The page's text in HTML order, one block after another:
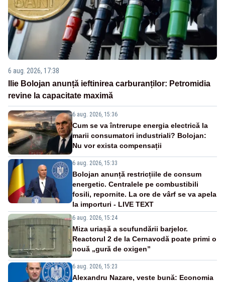
6 aug. 2026, 17:38
Ilie Bolojan anunță ieftinirea carburanților: Petromidia
revine la capacitate maximă
6 aug. 2026, 15:36
Cum se va întrerupe energia electrică la
marii consumatori industriali? Bolojan:
Nu vor exista compensații
6 aug. 2026, 15:33
Bolojan anunță restricțiile de consum
energetic. Centralele pe combustibili
fosili, repornite. La ore de vârf se va apela
la importuri - LIVE TEXT
6 aug. 2026, 15:24
Miza uriașă a scufundării barjelor.
Reactorul 2 de la Cernavodă poate primi o
nouă „gură de oxigen”
6 aug. 2026, 15:23
Alexandru Nazare, veste bună: Economia